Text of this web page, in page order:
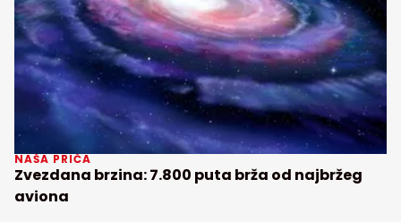
NAŠA PRIČA
Zvezdana brzina: 7.800 puta brža od najbržeg
aviona